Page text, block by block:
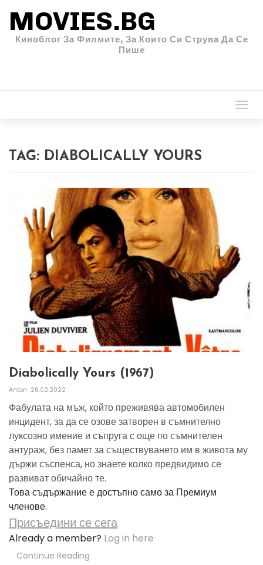
MOVIES.BG
Киноблог За Филмите, За Които Си Струва Да Се
Пише
TAG: DIABOLICALLY YOURS
Diabolically Yours (1967)
Anton 26.02.2022
Фабулата на мъж, който преживява автомобилен
инцидент, за да се озове затворен в съмнително
луксозно имение и съпруга с още по съмнителен
антураж, без памет за съществуването им в живота му
държи съспенса, но знаете колко предвидимо се
развиват обичайно те.
Това съдържание е достъпно само за Премиум
членове.
Присъедини се сега
Already a member? Log in here
Continue Reading